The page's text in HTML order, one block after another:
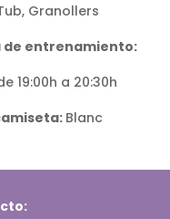
Granollers
de entrenamiento:
19:00h a 20:30h
Blanc